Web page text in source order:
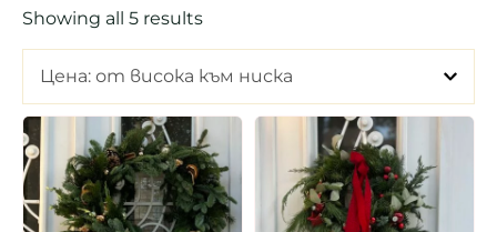
Showing all 5 results
Цена: от висока към ниска